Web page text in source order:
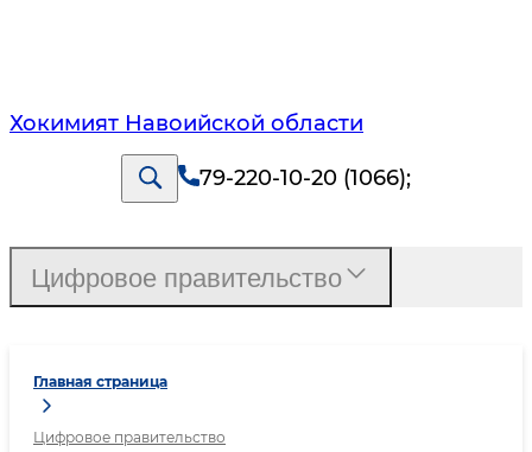
Хокимият Навоийской области
79-220-10-20 (1066);
Главная страница
Цифровое правительство
Цифровое правительство